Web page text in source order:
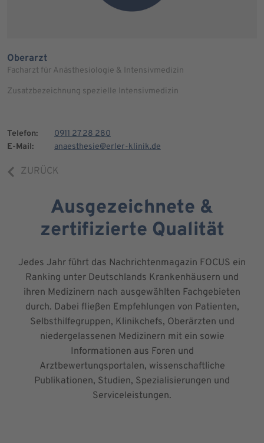
Oberarzt
Facharzt für Anästhesiologie & Intensivmedizin
Zusatzbezeichnung spezielle Intensivmedizin
Telefon:
0911 27 28 280
E-Mail:
anaesthesie@erler-klinik.de
ZURÜCK
Ausgezeichnete &
zertifizierte Qualität
Jedes Jahr führt das Nachrichtenmagazin FOCUS ein
Ranking unter Deutschlands Krankenhäusern und
ihren Medizinern nach ausgewählten Fachgebieten
durch. Dabei fließen Empfehlungen von Patienten,
Selbsthilfegruppen, Klinikchefs, Oberärzten und
niedergelassenen Medizinern mit ein sowie
Informationen aus Foren und
Arztbewertungsportalen, wissenschaftliche
Publikationen, Studien, Spezialisierungen und
Serviceleistungen.